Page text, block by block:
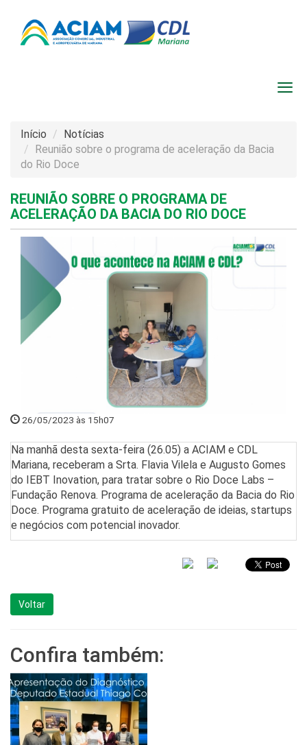
Início
Notícias
Reunião sobre o programa de aceleração da Bacia
do Rio Doce
REUNIÃO SOBRE O PROGRAMA DE
ACELERAÇÃO DA BACIA DO RIO DOCE
26/05/2023 às 15h07
Na manhã desta sexta-feira (26.05) a ACIAM e CDL
Mariana, receberam a Srta. Flavia Vilela e Augusto Gomes
do IEBT Inovation, para tratar sobre o Rio Doce Labs –
Fundação Renova. Programa de aceleração da Bacia do Rio
Doce. Programa gratuito de aceleração de ideias, startups
e negócios com potencial inovador.
Voltar
Confira também: